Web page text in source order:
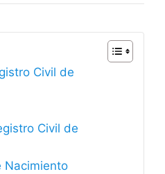
Civil de
Civil de
Nacimiento